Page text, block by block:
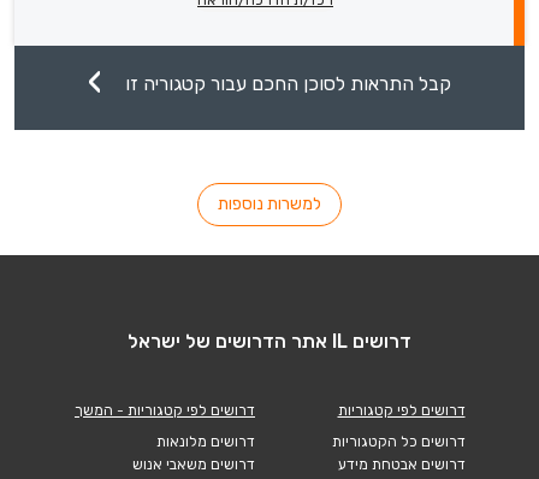
קבל התראות לסוכן החכם עבור קטגוריה זו
למשרות נוספות
דרושים IL אתר הדרושים של ישראל
דרושים לפי קטגוריות
דרושים כל הקטגוריות
דרושים אבטחת מידע
דרושים לפי קטגוריות - המשך
דרושים מלונאות
דרושים משאבי אנוש